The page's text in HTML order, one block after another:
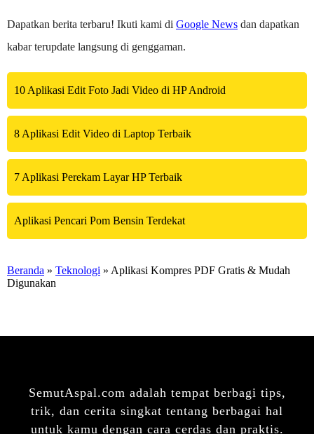
Dapatkan berita terbaru! Ikuti kami di Google News dan dapatkan
kabar terupdate langsung di genggaman.
10 Aplikasi Edit Foto Jadi Video di HP Android
8 Aplikasi Edit Video di Laptop Terbaik
7 Aplikasi Perekam Layar HP Terbaik
Aplikasi Pencari Pom Bensin Terdekat
Beranda » Teknologi » Aplikasi Kompres PDF Gratis & Mudah
Digunakan
SemutAspal.com adalah tempat berbagi tips,
trik, dan cerita singkat tentang berbagai hal
untuk kamu dengan cara cerdas dan praktis.